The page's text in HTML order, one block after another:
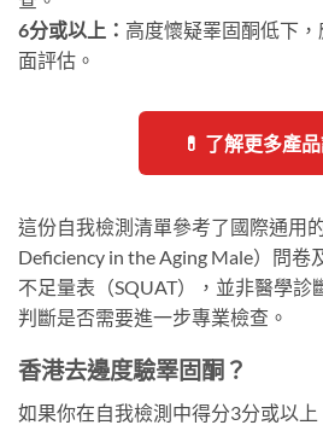
6分或以上： 高度懷疑睪固酮低下
面評估。
💊 了解更多產
這份自我檢測清單參考了國際通用
Deficiency in the Aging Male）問卷
不足量表（SQUAT），並非醫學診
判斷是否需要進一步專業檢查。
香港去邊度驗睪固酮？
如果你在自我檢測中得分3分或以